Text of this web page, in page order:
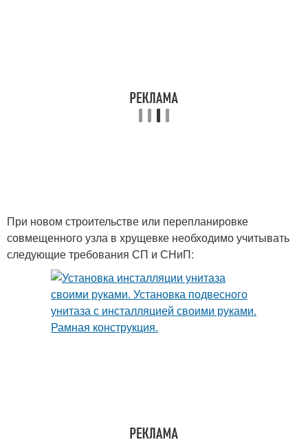
При новом строительстве или перепланировке
совмещенного узла в хрущевке необходимо учитывать
следующие требования СП и СНиП: